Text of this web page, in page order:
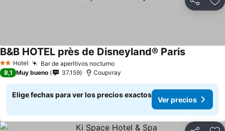
Compartir
2 Estrellas
Hotel Bar de aperitivos nocturno
B&B HOTEL près de Disneyland® Paris
8,1 Muy bueno 37.159 Coupvray
Elige fechas para ver los precios exactos
Ver precios